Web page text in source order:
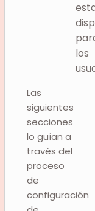
los
Las
siguientes
secciones
lo guían a
través del
proceso
de
configuración